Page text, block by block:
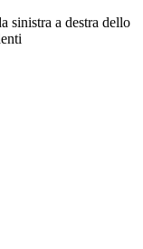
sinistra a destra dello